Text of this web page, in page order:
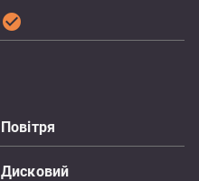
check_circle
Повітря
Дисковий